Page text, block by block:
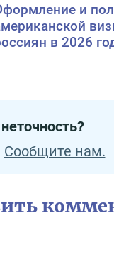
и
в 2026
Сообщите нам.